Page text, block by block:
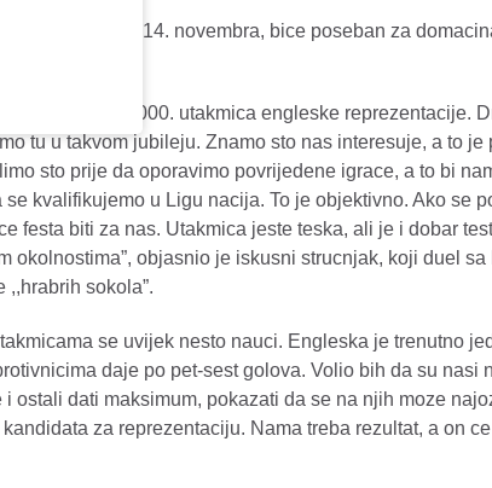
koji se igra 14. novembra, bice poseban za
njihova festa, 1000. utakmica engleske reprezentacije.
tu u takvom jubileju. Znamo sto nas interesuje, a to
sto prije da oporavimo povrijedene igrace, a to bi
se kvalifikujemo u Ligu nacija. To je objektivno. Ako se
festa biti za nas. Utakmica jeste teska, ali je i dobar
okolnostima”, objasnio je iskusni strucnjak, koji duel
,,hrabrih sokola”.
se uvijek nesto nauci. Engleska je trenutno
daje po pet-sest golova. Volio bih da su nasi
i ostali dati maksimum, pokazati da se na njih moze
za reprezentaciju. Nama treba rezultat, a on